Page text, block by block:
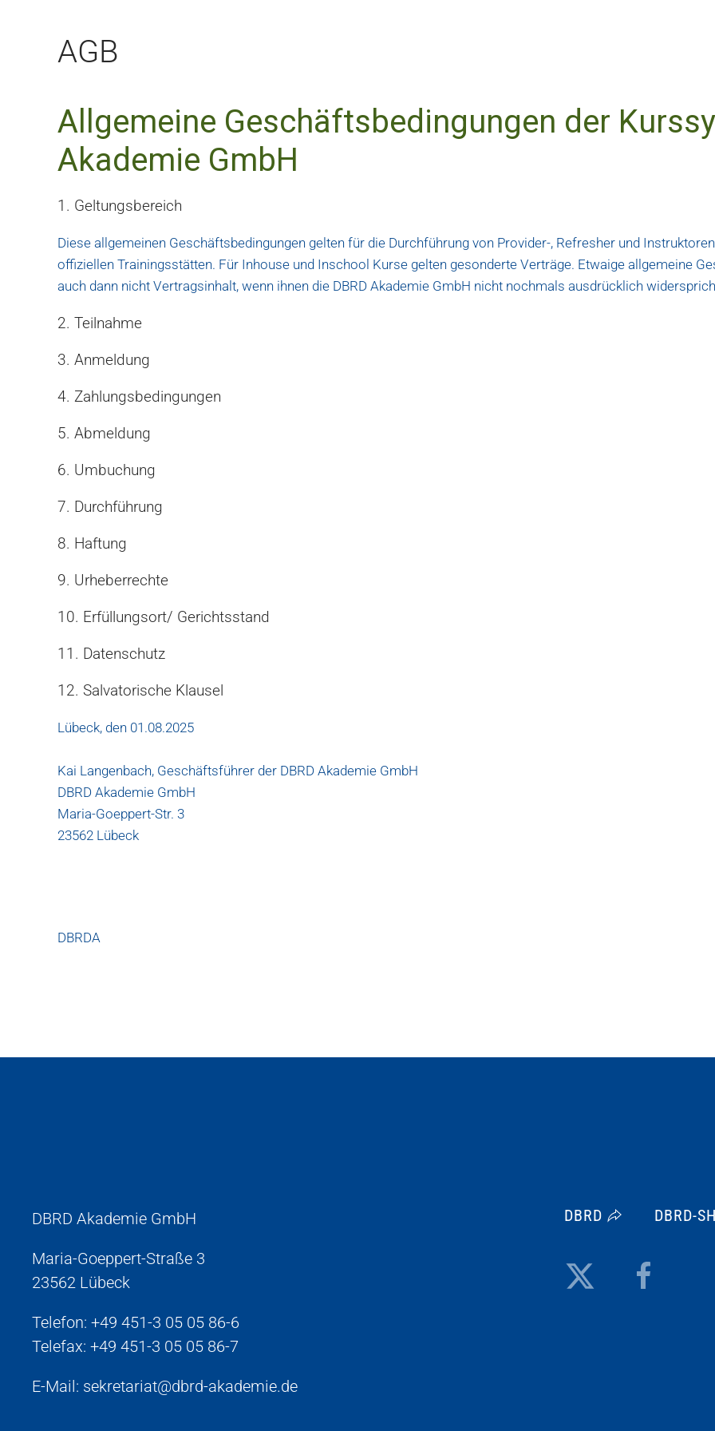
AGB
Allgemeine Geschäftsbedingungen der
Akademie GmbH
1. Geltungsbereich
Diese allgemeinen Geschäftsbedingungen gelten für die Durchführung von Provider-, Refresher und
offiziellen Trainingsstätten. Für Inhouse und Inschool Kurse gelten gesonderte Verträge. Etwaige allgemeine
auch dann nicht Vertragsinhalt, wenn ihnen die DBRD Akademie GmbH nicht nochmals ausdrücklich
2. Teilnahme
3. Anmeldung
4. Zahlungsbedingungen
5. Abmeldung
6. Umbuchung
7. Durchführung
8. Haftung
9. Urheberrechte
10. Erfüllungsort/ Gerichtsstand
11. Datenschutz
12. Salvatorische Klausel
Lübeck, den 01.08.2025
Kai Langenbach, Geschäftsführer der DBRD Akademie GmbH
DBRD Akademie GmbH
Maria-Goeppert-Str. 3
23562 Lübeck
DBRDA
DBRD Akademie GmbH
Maria-Goeppert-Straße 3
23562 Lübeck
Telefon: +49 451-3 05 05 86-6
Telefax: +49 451-3 05 05 86-7
E-Mail: sekretariat@dbrd-akademie.de
DBRD DBRD-